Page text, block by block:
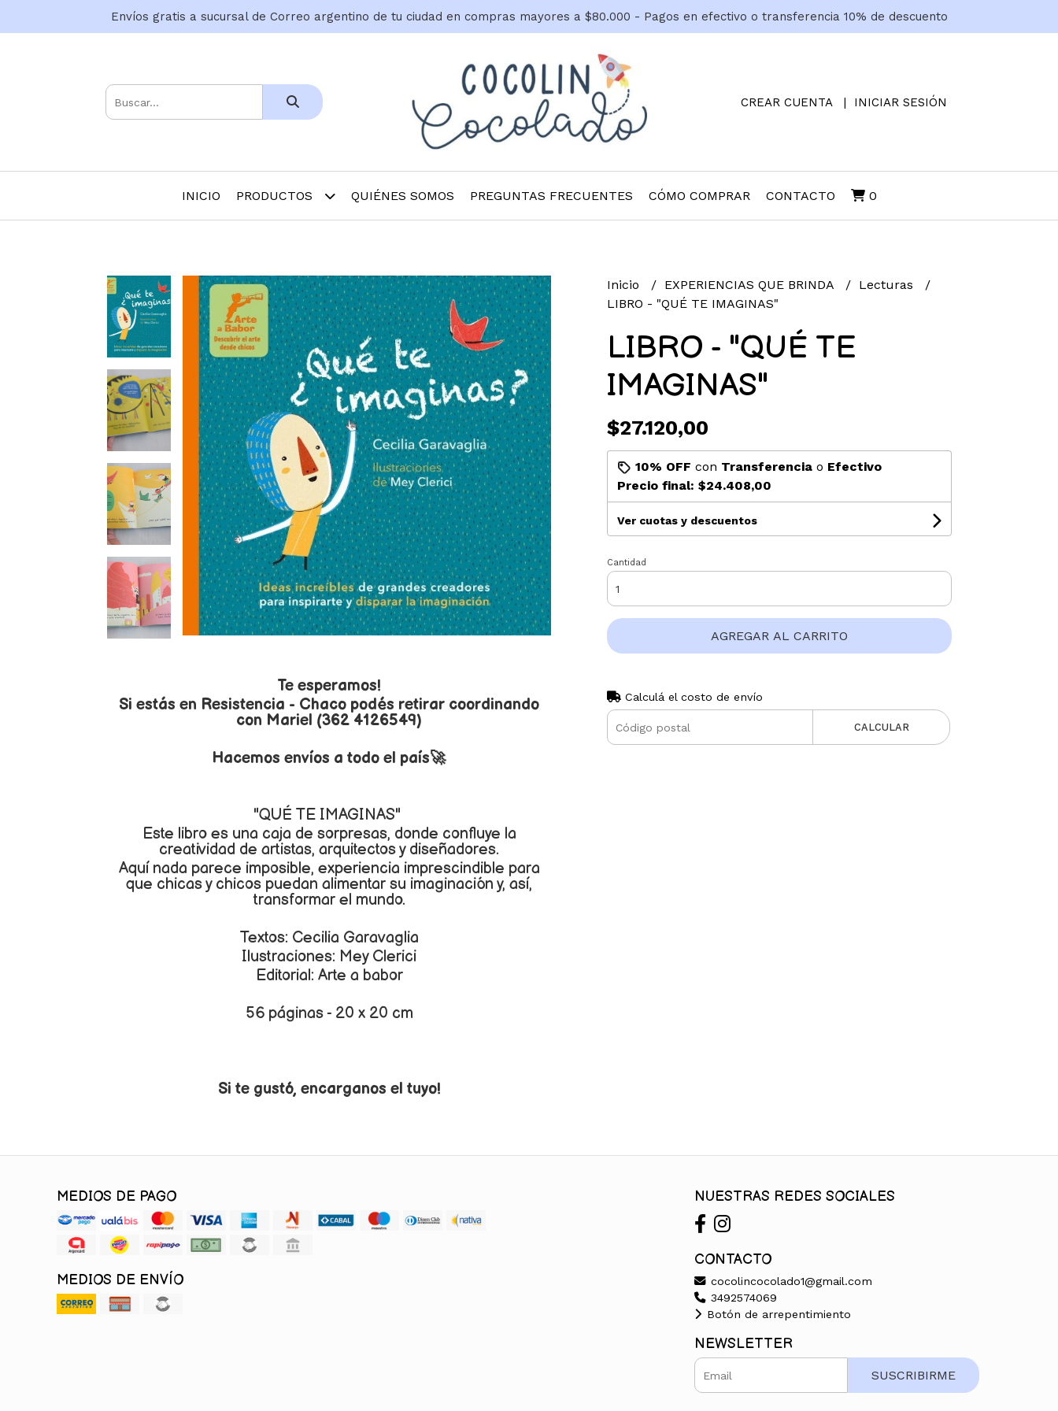
Envíos gratis a sucursal de Correo argentino de tu ciudad en compras mayores a $80.000 - Pagos en efectivo o transferencia 10% de descuento
CREAR CUENTA INICIAR SESIÓN
INICIO PRODUCTOS QUIÉNES SOMOS PREGUNTAS FRECUENTES CÓMO COMPRAR CONTACTO 0
Te esperamos!
Si estás en Resistencia - Chaco podés retirar coordinando
con Mariel (362 4126549)
Hacemos envíos a todo el país🚀
"QUÉ TE IMAGINAS"
Este libro es una caja de sorpresas, donde confluye la
creatividad de artistas, arquitectos y diseñadores.
Aquí nada parece imposible, experiencia imprescindible para
que chicas y chicos puedan alimentar su imaginación y, así,
transformar el mundo.
Textos: Cecilia Garavaglia
Ilustraciones: Mey Clerici
Editorial: Arte a babor
56 páginas - 20 x 20 cm
Si te gustó, encarganos el tuyo!
Inicio EXPERIENCIAS QUE BRINDA
Lecturas
LIBRO - "QUÉ TE IMAGINAS"
LIBRO - "QUÉ TE
IMAGINAS"
$27.120,00
10% OFF con Transferenciao Efectivo
Precio final: $24.408,00
Ver cuotas y descuentos
Cantidad
AGREGAR AL CARRITO
Calculá el costo de envío
CALCULAR
MEDIOS DE PAGO
MEDIOS DE ENVÍO
NUESTRAS REDES SOCIALES
CONTACTO
cocolincocolado1@gmail.com
3492574069
Botón de arrepentimiento
NEWSLETTER
SUSCRIBIRME